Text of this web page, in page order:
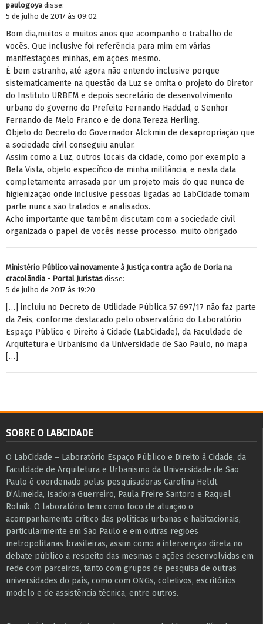
paulogoya disse:
5 de julho de 2017 às 09:02
Bom dia,muitos e muitos anos que acompanho o trabalho de
vocês. Que inclusive foi referência para mim em várias
manifestações minhas, em ações mesmo.
É bem estranho, até agora não entendo inclusive porque
sistematicamente na questão da Luz se omita o projeto do Diretor
do Instituto URBEM e depois secretário de desenvolvimento
urbano do governo do Prefeito Fernando Haddad, o Senhor
Fernando de Melo Franco e de dona Tereza Herling.
Objeto do Decreto do Governador Alckmin de desapropriação que
a sociedade civil conseguiu anular.
Assim como a Luz, outros locais da cidade, como por exemplo a
Bela Vista, objeto específico de minha militância, e nesta data
completamente arrasada por um projeto mais do que nunca de
higienização onde inclusive pessoas ligadas ao LabCidade tomam
parte nunca são tratados e analisados.
Acho importante que também discutam com a sociedade civil
organizada o papel de vocês nesse processo. muito obrigado
Ministério Público vai novamente à Justiça contra ação de Doria na
cracolândia - Portal Juristas disse:
5 de julho de 2017 às 19:20
[…] incluiu no Decreto de Utilidade Pública 57.697/17 não faz parte
da Zeis, conforme destacado pelo observatório do Laboratório
Espaço Público e Direito à Cidade (LabCidade), da Faculdade de
Arquitetura e Urbanismo da Universidade de São Paulo, no mapa
[…]
SOBRE O LABCIDADE
O LabCidade – Laboratório Espaço Público e Direito à Cidade, da
Faculdade de Arquitetura e Urbanismo da Universidade de São
Paulo é coordenado pelas pesquisadoras Carolina Heldt
D’Almeida, Isadora Guerreiro, Paula Freire Santoro e Raquel
Rolnik. O laboratório tem como foco de atuação o
acompanhamento crítico das políticas urbanas e habitacionais,
particularmente em São Paulo e ​em outras regiões
metropolitanas brasileiras, assim como a intervenção direta no
debate público a respeito das mesmas e ações desenvolvidas em
r​e​de com parceiros, tanto com grupos de pesquisa ​de outras
universidades do país, como com ONGs, coletivos, escritórios
modelo e de assistência técnica​, entre outros​.